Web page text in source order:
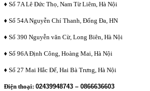
♦ Số 7A Lê Đức Thọ, Nam Từ Liêm, Hà Nội
♦ Số 54A Nguyễn Chí Thanh, Đống Đa, HN
♦ Số 390 Nguyễn văn Cừ, Long Biên, Hà Nội
♦ Số 96A Định Công, Hoàng Mai, Hà Nội
♦ Số 27 Mai Hắc Đế, Hai Bà Trưng, Hà Nội
Điện thoại: 02439948743 – 0866636603